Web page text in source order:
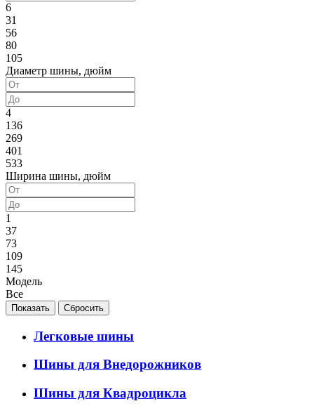
6
31
56
80
105
Диаметр шины, дюйм
4
136
269
401
533
Ширина шины, дюйм
1
37
73
109
145
Модель
Все
Легковые шины
Шины для Внедорожников
Шины для Квадроцикла